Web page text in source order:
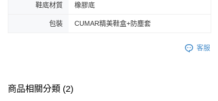
鞋底材質 橡膠底
包裝 CUMAR精美鞋盒+防塵套
客服
商品相關分類 (2)